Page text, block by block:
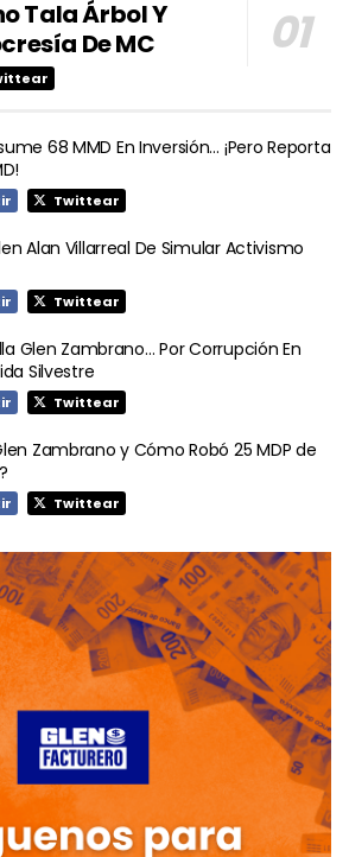
Tala Árbol Y
De MC
68 MMD En Inversión… ¡Pero Reporta
Twittear
Alan Villarreal De Simular Activismo
Twittear
Glen Zambrano… Por Corrupción En
Silvestre
Twittear
Zambrano y Cómo Robó 25 MDP de
Twittear